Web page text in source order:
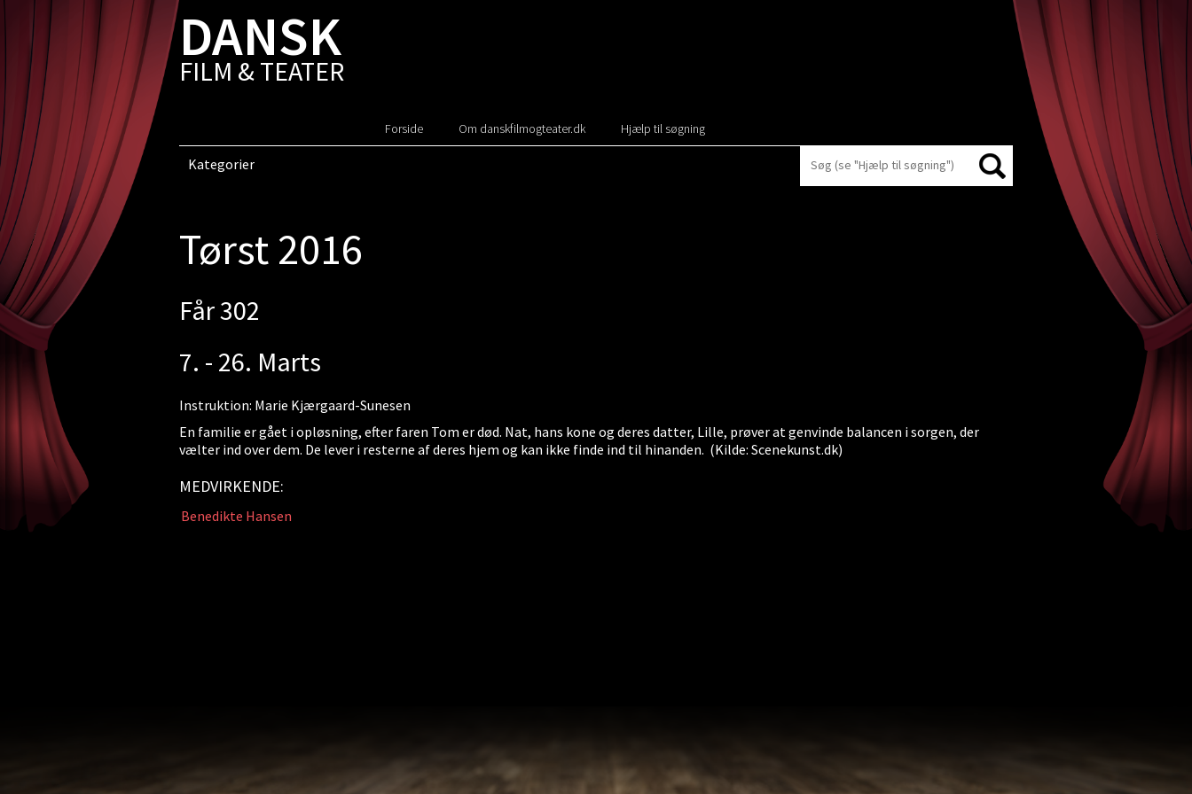
DANSK
FILM & TEATER
Forside Om danskfilmogteater.dk Hjælp til søgning
Kategorier
Tørst 2016
Får 302
7. - 26. Marts
Instruktion: Marie Kjærgaard-Sunesen
En familie er gået i opløsning, efter faren Tom er død. Nat, hans kone og deres datter, Lille, prøver at genvinde balancen i sorgen, der
vælter ind over dem. De lever i resterne af deres hjem og kan ikke finde ind til hinanden. (Kilde: Scenekunst.dk)
MEDVIRKENDE:
Benedikte Hansen